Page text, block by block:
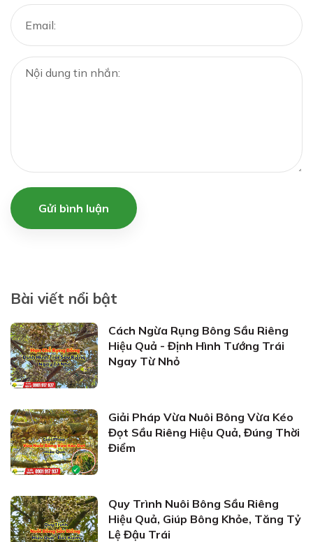
Gửi bình luận
Bài viết nổi bật
Cách Ngừa Rụng Bông Sầu Riêng
Hiệu Quả - Định Hình Tướng Trái
Ngay Từ Nhỏ
Giải Pháp Vừa Nuôi Bông Vừa Kéo
Đọt Sầu Riêng Hiệu Quả, Đúng Thời
Điểm
Quy Trình Nuôi Bông Sầu Riêng
Hiệu Quả, Giúp Bông Khỏe, Tăng Tỷ
Lệ Đậu Trái